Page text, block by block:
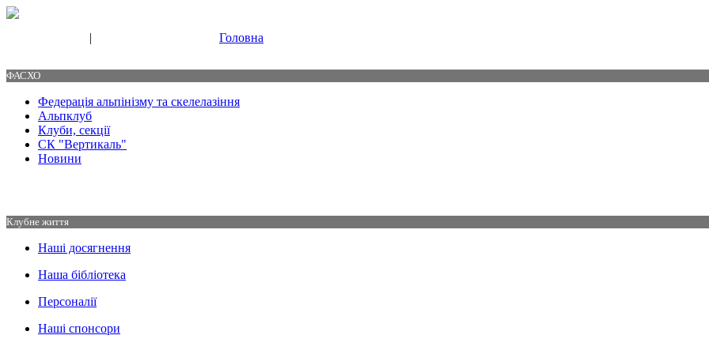
| Головна
ФАСХО
Федерація альпінізму та скелелазіння
Альпклуб
Клуби, секції
СК "Вертикаль"
Новини
Клубне життя
Наші досягнення
Наша бібліотека
Персоналії
Наші спонсори